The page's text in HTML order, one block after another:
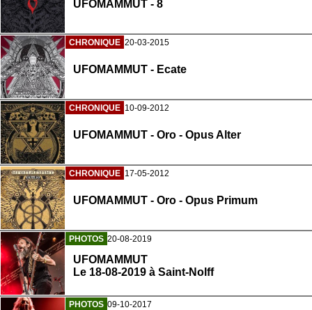
UFOMAMMUT - 8
CHRONIQUE 20-03-2015
UFOMAMMUT - Ecate
CHRONIQUE 10-09-2012
UFOMAMMUT - Oro - Opus Alter
CHRONIQUE 17-05-2012
UFOMAMMUT - Oro - Opus Primum
PHOTOS 20-08-2019
UFOMAMMUT
Le 18-08-2019 à Saint-Nolff
PHOTOS 09-10-2017